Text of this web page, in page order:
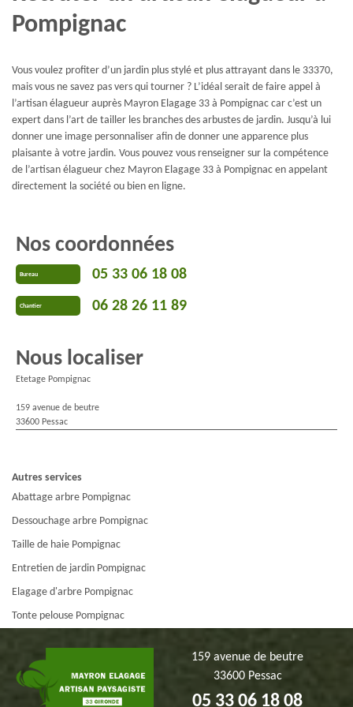
Pompignac
Vous voulez profiter d’un jardin plus stylé et plus attrayant dans le 33370,
mais vous ne savez pas vers qui tourner ? L’idéal serait de faire appel à
l’artisan élagueur auprès Mayron Elagage 33 à Pompignac car c’est un
expert dans l’art de tailler les branches des arbustes de jardin. Jusqu’à lui
donner une image personnaliser afin de donner une apparence plus
plaisante à votre jardin. Vous pouvez vous renseigner sur la compétence
de l’artisan élagueur chez Mayron Elagage 33 à Pompignac en appelant
directement la société ou bien en ligne.
Nos coordonnées
Bureau 05 33 06 18 08
Chantier 06 28 26 11 89
Nous localiser
Etetage Pompignac
159 avenue de beutre
33600 Pessac
Autres services
Abattage arbre Pompignac
Dessouchage arbre Pompignac
Taille de haie Pompignac
Entretien de jardin Pompignac
Elagage d'arbre Pompignac
Tonte pelouse Pompignac
159 avenue de beutre
33600 Pessac
05 33 06 18 08